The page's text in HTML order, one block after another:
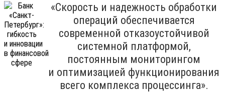
«Скорость и надежность обработки
операций обеспечивается
современной отказоустойчивой
системной платформой,
постоянным мониторингом
и оптимизацией функционирования
всего комплекса процессинга».